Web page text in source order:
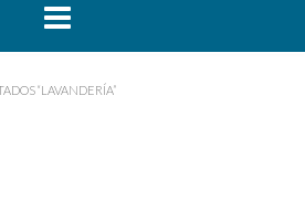
“LAVANDERÍA”